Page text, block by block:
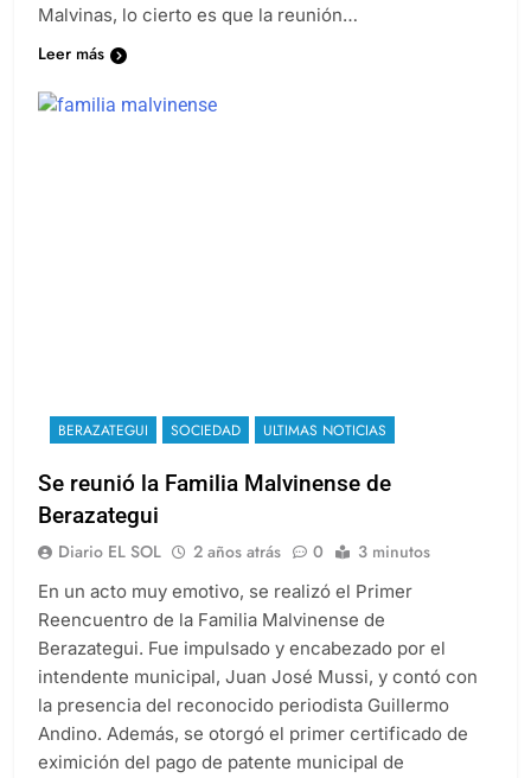
Malvinas, lo cierto es que la reunión…
Leer más
BERAZATEGUI SOCIEDAD ULTIMAS NOTICIAS
Se reunió la Familia Malvinense de
Berazategui
Diario EL SOL 2 años atrás 0 3 minutos
En un acto muy emotivo, se realizó el Primer
Reencuentro de la Familia Malvinense de
Berazategui. Fue impulsado y encabezado por el
intendente municipal, Juan José Mussi, y contó con
la presencia del reconocido periodista Guillermo
Andino. Además, se otorgó el primer certificado de
eximición del pago de patente municipal de